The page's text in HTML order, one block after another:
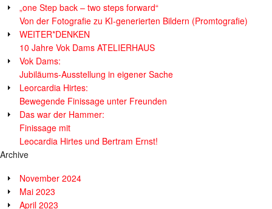
„one Step back – two steps forward“
Von der Fotografie zu KI-generierten Bildern (Promtografie)
WEITER*DENKEN
10 Jahre Vok Dams ATELIERHAUS
Vok Dams:
Jubiläums-Ausstellung in eigener Sache
Leorcardia Hirtes:
Bewegende Finissage unter Freunden
Das war der Hammer:
Finissage mit
Leocardia Hirtes und Bertram Ernst!
Archive
November 2024
Mai 2023
April 2023